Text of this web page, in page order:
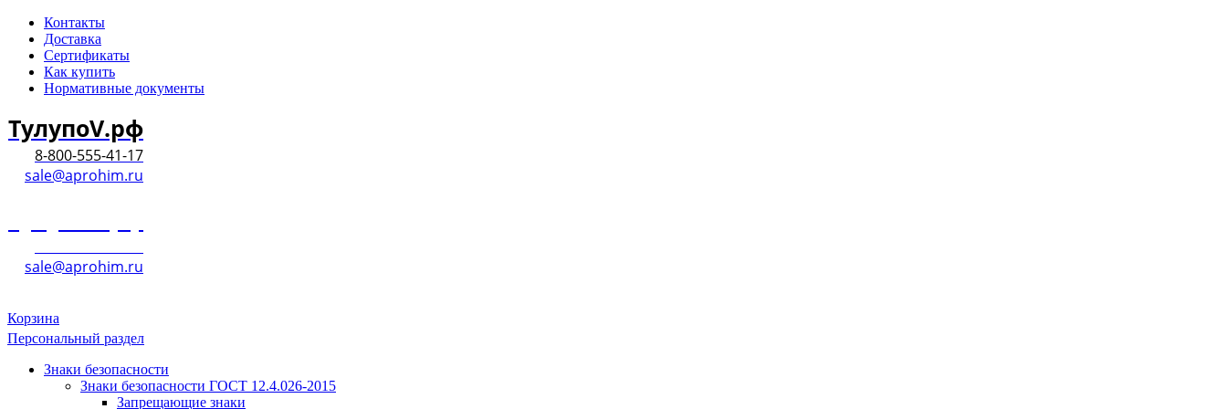
Контакты
Доставка
Сертификаты
Как купить
Нормативные документы
ТулупоV.рф
8-800-555-41-17
sale@aprohim.ru
sale@aprohim.ru
Корзина
Персональный раздел
Знаки безопасности
Знаки безопасности ГОСТ 12.4.026-2015
Запрещающие знаки